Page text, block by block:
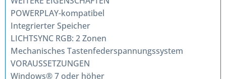
POWERPLAY-kompatibel
Integrierter Speicher
LICHTSYNC RGB: 2 Zonen
Mechanisches Tastenfederspannungssystem
VORAUSSETZUNGEN
Windows® 7 oder höher